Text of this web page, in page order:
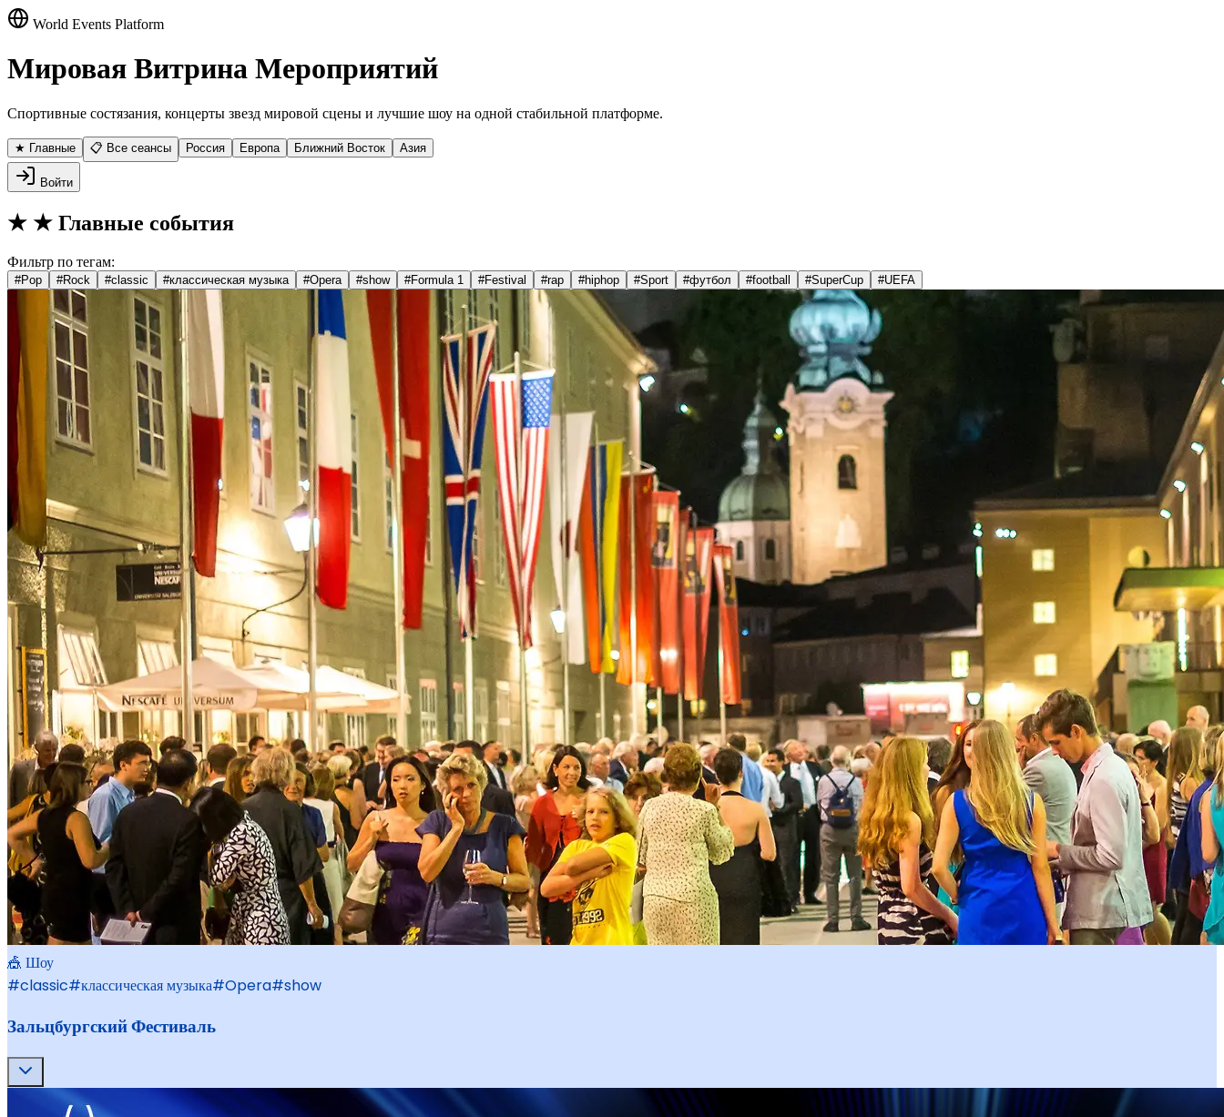
World Events Platform
Мировая Витрина Мероприятий
Спортивные состязания, концерты звезд мировой сцены и лучшие шоу на одной стабильной платформе.
★ Главные 📋 Все сеансы Россия Европа Ближний Восток Азия
Войти
★ ★ Главные события
Фильтр по тегам:
#Pop #Rock #classic #классическая музыка #Opera #show #Formula 1 #Festival #rap #hiphop #Sport #футбол #football #SuperCup #UEFA
🎪 Шоу
#classic#классическая музыка#Opera#show
Зальцбургский Фестиваль